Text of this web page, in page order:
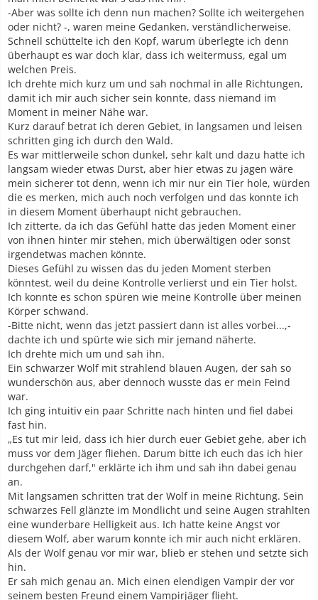
-Aber was sollte ich denn nun machen? Sollte ich weitergehen
oder nicht? -, waren meine Gedanken, verständlicherweise.
Schnell schüttelte ich den Kopf, warum überlegte ich denn
überhaupt es war doch klar, dass ich weitermuss, egal um
welchen Preis.
Ich drehte mich kurz um und sah nochmal in alle Richtungen,
damit ich mir auch sicher sein konnte, dass niemand im
Moment in meiner Nähe war.
Kurz darauf betrat ich deren Gebiet, in langsamen und leisen
schritten ging ich durch den Wald.
Es war mittlerweile schon dunkel, sehr kalt und dazu hatte ich
langsam wieder etwas Durst, aber hier etwas zu jagen wäre
mein sicherer tot denn, wenn ich mir nur ein Tier hole, würden
die es merken, mich auch noch verfolgen und das konnte ich
in diesem Moment überhaupt nicht gebrauchen.
Ich zitterte, da ich das Gefühl hatte das jeden Moment einer
von ihnen hinter mir stehen, mich überwältigen oder sonst
irgendetwas machen könnte.
Dieses Gefühl zu wissen das du jeden Moment sterben
könntest, weil du deine Kontrolle verlierst und ein Tier holst.
Ich konnte es schon spüren wie meine Kontrolle über meinen
Körper schwand.
-Bitte nicht, wenn das jetzt passiert dann ist alles vorbei...,-
dachte ich und spürte wie sich mir jemand näherte.
Ich drehte mich um und sah ihn.
Ein schwarzer Wolf mit strahlend blauen Augen, der sah so
wunderschön aus, aber dennoch wusste das er mein Feind
war.
Ich ging intuitiv ein paar Schritte nach hinten und fiel dabei
fast hin.
„Es tut mir leid, dass ich hier durch euer Gebiet gehe, aber ich
muss vor dem Jäger fliehen. Darum bitte ich euch das ich hier
durchgehen darf," erklärte ich ihm und sah ihn dabei genau
an.
Mit langsamen schritten trat der Wolf in meine Richtung. Sein
schwarzes Fell glänzte im Mondlicht und seine Augen strahlten
eine wunderbare Helligkeit aus. Ich hatte keine Angst vor
diesem Wolf, aber warum konnte ich mir auch nicht erklären.
Als der Wolf genau vor mir war, blieb er stehen und setzte sich
hin.
Er sah mich genau an. Mich einen elendigen Vampir der vor
seinem besten Freund einem Vampirjäger flieht.